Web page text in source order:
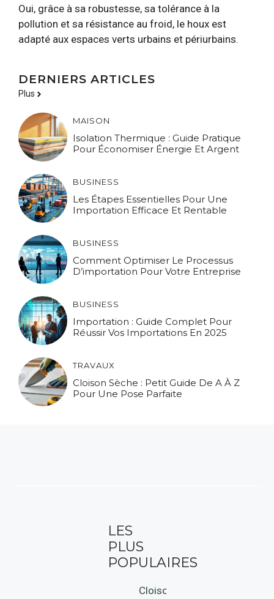
Oui, grâce à sa robustesse, sa tolérance à la
pollution et sa résistance au froid, le houx est
adapté aux espaces verts urbains et périurbains.
DERNIERS ARTICLES
Plus
MAISON
Isolation Thermique : Guide Pratique
Pour Économiser Énergie Et Argent
BUSINESS
Les Étapes Essentielles Pour Une
Importation Efficace Et Rentable
BUSINESS
Comment Optimiser Le Processus
D’importation Pour Votre Entreprise
BUSINESS
Importation : Guide Complet Pour
Réussir Vos Importations En 2025
TRAVAUX
Cloison Sèche : Petit Guide De A À Z
Pour Une Pose Parfaite
LES
PLUS
POPULAIRES
Cloison